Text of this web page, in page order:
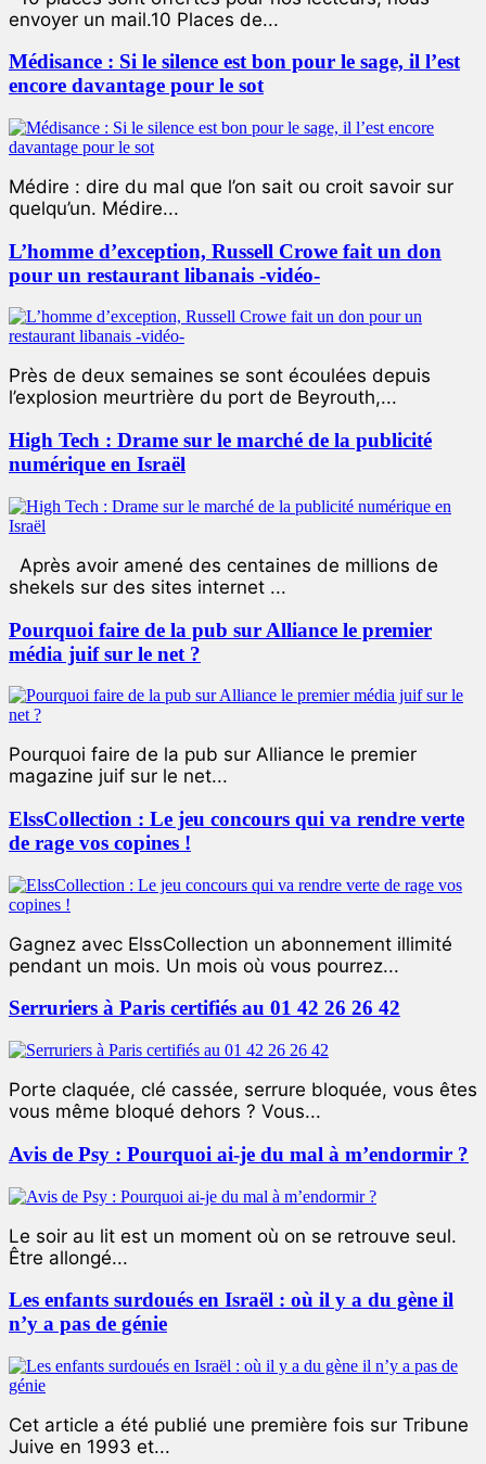
envoyer un mail.10 Places de...
Médisance : Si le silence est bon pour le sage, il l’est
encore davantage pour le sot
Médire : dire du mal que l’on sait ou croit savoir sur
quelqu’un. Médire...
L’homme d’exception, Russell Crowe fait un don
pour un restaurant libanais -vidéo-
Près de deux semaines se sont écoulées depuis
l’explosion meurtrière du port de Beyrouth,...
High Tech : Drame sur le marché de la publicité
numérique en Israël
Après avoir amené des centaines de millions de
shekels sur des sites internet ...
Pourquoi faire de la pub sur Alliance le premier
média juif sur le net ?
Pourquoi faire de la pub sur Alliance le premier
magazine juif sur le net...
ElssCollection : Le jeu concours qui va rendre verte
de rage vos copines !
Gagnez avec ElssCollection un abonnement illimité
pendant un mois. Un mois où vous pourrez...
Serruriers à Paris certifiés au 01 42 26 26 42
Porte claquée, clé cassée, serrure bloquée, vous êtes
vous même bloqué dehors ? Vous...
Avis de Psy : Pourquoi ai-je du mal à m’endormir ?
Le soir au lit est un moment où on se retrouve seul.
Être allongé...
Les enfants surdoués en Israël : où il y a du gène il
n’y a pas de génie
Cet article a été publié une première fois sur Tribune
Juive en 1993 et...